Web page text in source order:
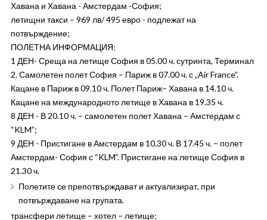
Хавана и Хавана - Амстердам -София;
летищни такси – 969 лв/ 495 евро - подлежат на
потвърждение;
ПОЛЕТНА ИНФОРМАЦИЯ:
1 ДЕН- Среща на летище София в 05.00 ч. сутринта, Терминал
2. Самолетен полет София – Париж в 07.00 ч. с „Air France”.
Кацане в Париж в 09.10 ч. Полет Париж– Хавана в 14.10 ч.
Кацане на международното летище в Хавана в 19.35 ч.
8 ДЕН - В 20.10 ч. – самолетен полет Хавана – Амстердам с
“KLM”;
9 ДЕН - Пристигане в Амстердам в 10.30 ч. В 17.45 ч. – полет
Амстердам- София с “KLM”. Пристигане на летище София в
21.30 ч.
Полетите се препотвърждават и актуализират, при
потвърждаване на групата.
трансфери летище – хотел – летище;